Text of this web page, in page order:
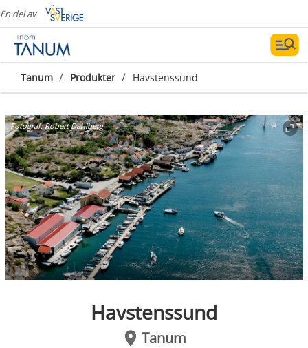
En del av
Tanum / Produkter / Havstenssund
Fotograf:Robert Dahlberg
Havstenssund
Tanum